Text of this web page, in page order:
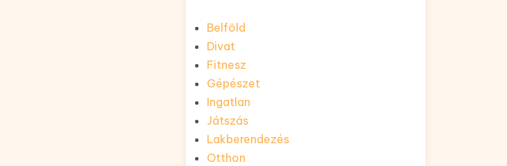
Belföld
Divat
Fitnesz
Gépészet
Ingatlan
Játszás
Lakberendezés
Otthon